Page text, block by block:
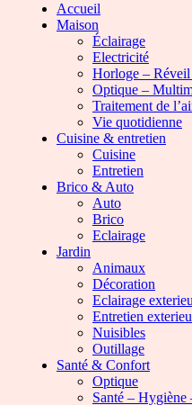
Accueil
Maison
Éclairage
Electricité
Horloge –
Optique –
Traitement de
Vie quotidienne
Cuisine & entretien
Cuisine
Entretien
Brico & Auto
Auto
Brico
Eclairage
Jardin
Animaux
Décoration
Eclairage
Entretien
Nuisibles
Outillage
Santé & Confort
Optique
Santé – Hygiène